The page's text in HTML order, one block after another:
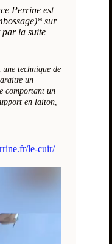
Perrine est
sur
par la suite
une technique de
un
comportant un
en laiton,
le-cuir/